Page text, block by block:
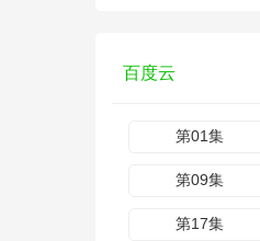
百度云
第01集
第09集
第17集